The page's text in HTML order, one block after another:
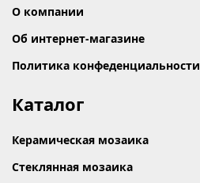
О компании
Об интернет-магазине
Политика конфеденциальности
Каталог
Керамическая мозаика
Стеклянная мозаика